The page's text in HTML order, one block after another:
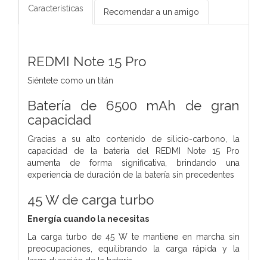
Características Recomendar a un amigo
REDMI Note 15 Pro
Siéntete como un titán
Batería de 6500 mAh de gran
capacidad
Gracias a su alto contenido de silicio-carbono, la
capacidad de la batería del REDMI Note 15 Pro
aumenta de forma significativa, brindando una
experiencia de duración de la batería sin precedentes
45 W de carga turbo
Energía cuando la necesitas
La carga turbo de 45 W te mantiene en marcha sin
preocupaciones, equilibrando la carga rápida y la